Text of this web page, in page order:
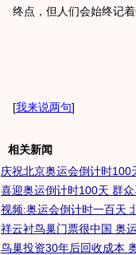
终点，但人们会始终记着
[我来说两句]
相关新闻
庆祝北京奥运会倒计时100
喜迎奥运倒计时100天 群
视频:奥运会倒计时一百天
祥云衬鸟巢门票很中国 奥
鸟巢投资30年后回收成本